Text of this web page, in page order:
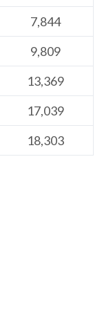
7,844
9,809
13,369
17,039
18,303